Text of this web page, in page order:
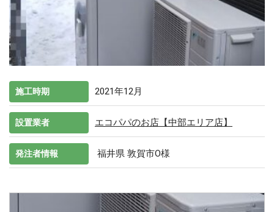
施工時期 2021年12月
設置業者 エコパパのお店【中部エリア店】
発注者情報 福井県 敦賀市O様